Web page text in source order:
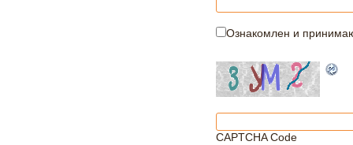
Ознакомлен и
CAPTCHA Code